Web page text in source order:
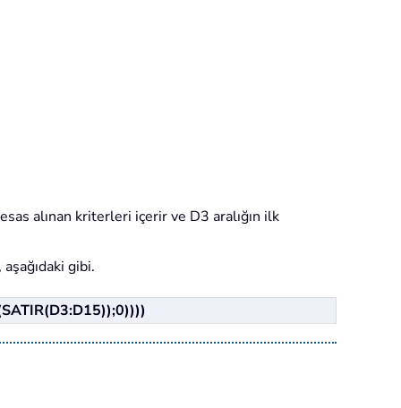
alınan kriterleri içerir ve D3 aralığın ilk
gibi.